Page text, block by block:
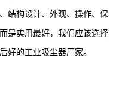
结构设计、外观、操作、保
是实用最好，我们应该选择
好的工业吸尘器厂家。